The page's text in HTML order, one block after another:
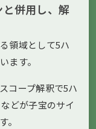
併用し、解
領域として5ハ
ます。
コープ解釈で5ハ
どが子宝のサイ
。